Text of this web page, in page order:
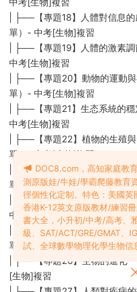
| ├──【專題18】人體對信息
單）- 中考[生物]複習
| ├──【專題19】人體的激素
中考[生物]複習
| ├──【專題20】動物的運動
單）- 中考[生物]複習
| ├──【專題21】生态系統的
中考[生物]複習
| ├──【專題22】植物的生殖
單）- 中考[生物]複習
| ├──【專題23】動物的生殖
單）- 中考[生物]複習
| ├──【專題24】人的生殖和
中考[生物]複習
| ├──【專題25】生物的遺傳
單）- 中考[生物]複習
| ├──【專題26】生物的進化
[生物]複習
DOC8.com，高知家庭教
測原版娃/牛娃/學霸爬藤教育
徑個性化定制。特色：美國
香港K-12英文原版教材/練習
書大全，小升初/中考/高考、
級、SAT/ACT/GRE/GMAT、
試、全球數學物理化學生物信